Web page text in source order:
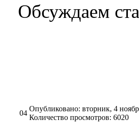
Обсуждаем
04
Опубликовано: вторник, 4
Количество просмотров: 6020